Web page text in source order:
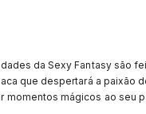
da Sexy Fantasy
que despertará a paixão
mágicos ao seu